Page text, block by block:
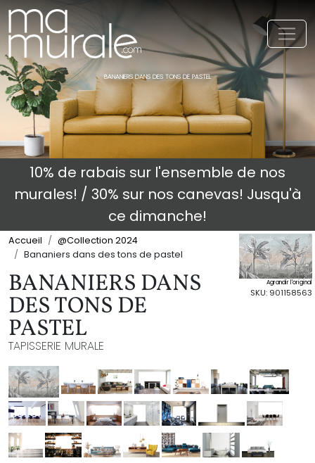
BANANIERS DANS DES TONS DE PASTEL
10% de rabais sur l'ensemble de nos
murales! / 30% sur nos canevas! Jusqu'à
ce dimanche!
Accueil
@Collection 2024
Bananiers dans des tons de pastel
BANANIERS DANS
DES TONS DE
PASTEL
TAPISSERIE MURALE
Agrandir l'original
SKU: 901158563